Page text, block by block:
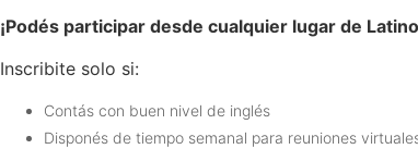
¡Podés participar desde cualquier lugar de
Inscribite solo si:
Contás con buen nivel de inglés
Disponés de tiempo semanal para reuniones